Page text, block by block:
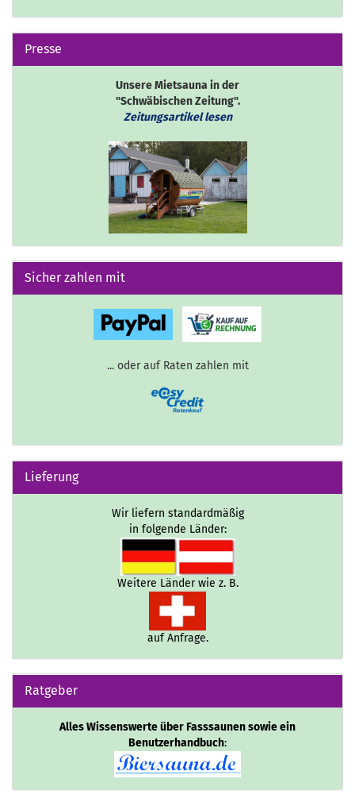
Presse
Unsere Mietsauna in der
"Schwäbischen Zeitung".
Zeitungsartikel lesen
Sicher zahlen mit
... oder auf Raten zahlen mit
Lieferung
Wir liefern standardmäßig
in folgende Länder:
Weitere Länder wie z. B.
auf Anfrage.
Ratgeber
Alles Wissenswerte über Fasssaunen sowie ein
Benutzerhandbuch: